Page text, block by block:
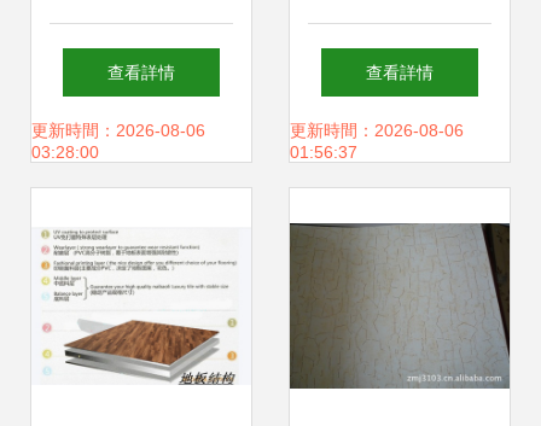
選 醫院防撞扶手與
裝飾材料的完美融
飾材料板材及貴州
醫院扶手為例
查看詳情
更新時間：2026-08-06
03:28:00
站式室內設計選材
與建材解決方案
查看詳情
更新時間：2026-08-06
01:56:37